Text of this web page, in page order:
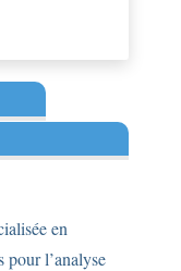
en
l’analyse